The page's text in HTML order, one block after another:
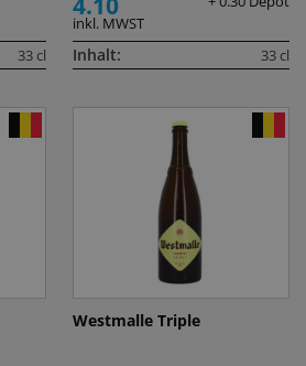
33 cl
inkl. MWST
Inhalt: 33 cl
Westmalle Triple